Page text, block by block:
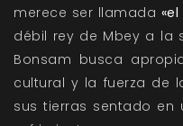
merece ser llamada
débil rey de Mbey a la
Bonsam busca
cultural y la fuerza de
sus tierras sentado